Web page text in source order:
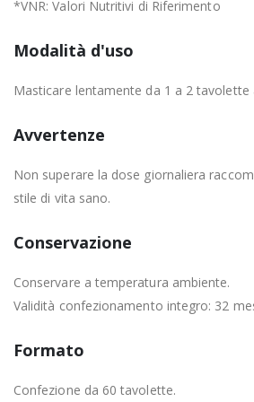
*VNR: Valori Nutritivi di Riferimento
Modalità d'uso
Masticare lentamente da 1 a 2
Avvertenze
Non superare la dose giornaliera
stile di vita sano.
Conservazione
Conservare a temperatura ambiente.
Validità confezionamento integro: 32
Formato
Confezione da 60 tavolette.